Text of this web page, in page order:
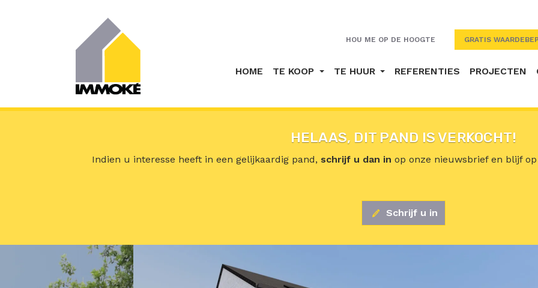
HOU ME OP DE HOOGTE GRATIS
HOME TE KOOP TE HUUR REFERENTIES PROJECTEN
HELAAS, DIT PAND IS VERKOCHT!
Indien u interesse heeft in een gelijkaardig pand, schrijf u dan in op onze nieuwsbrief en blijf
Schrijf u in